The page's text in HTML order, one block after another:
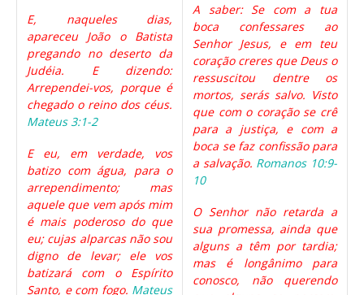
E, naqueles dias,
apareceu João o Batista
pregando no deserto da
Judéia. E dizendo:
Arrependei-vos, porque é
chegado o reino dos céus.
Mateus 3:1-2
E eu, em verdade, vos
batizo com água, para o
arrependimento; mas
aquele que vem após mim
é mais poderoso do que
eu; cujas alparcas não sou
digno de levar; ele vos
batizará com o Espírito
Santo, e com fogo. Mateus
A saber: Se com a tua
boca confessares ao
Senhor Jesus, e em teu
coração creres que Deus o
ressuscitou dentre os
mortos, serás salvo. Visto
que com o coração se crê
para a justiça, e com a
boca se faz confissão para
a salvação. Romanos 10:9-
10
O Senhor não retarda a
sua promessa, ainda que
alguns a têm por tardia;
mas é longânimo para
conosco, não querendo